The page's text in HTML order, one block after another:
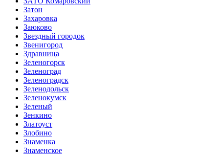
Затон
Захаровка
Заюково
Звездный городок
Звенигород
Здравница
Зеленогорск
Зеленоград
Зеленоградск
Зеленодольск
Зеленокумск
Зеленый
Зенкино
Златоуст
Злобино
Знаменка
Знаменское